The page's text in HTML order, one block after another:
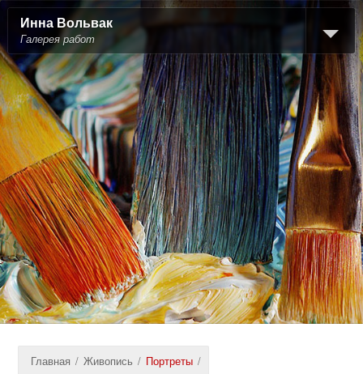
Инна Вольвак
Галерея работ
Главная / Живопись / Портреты /